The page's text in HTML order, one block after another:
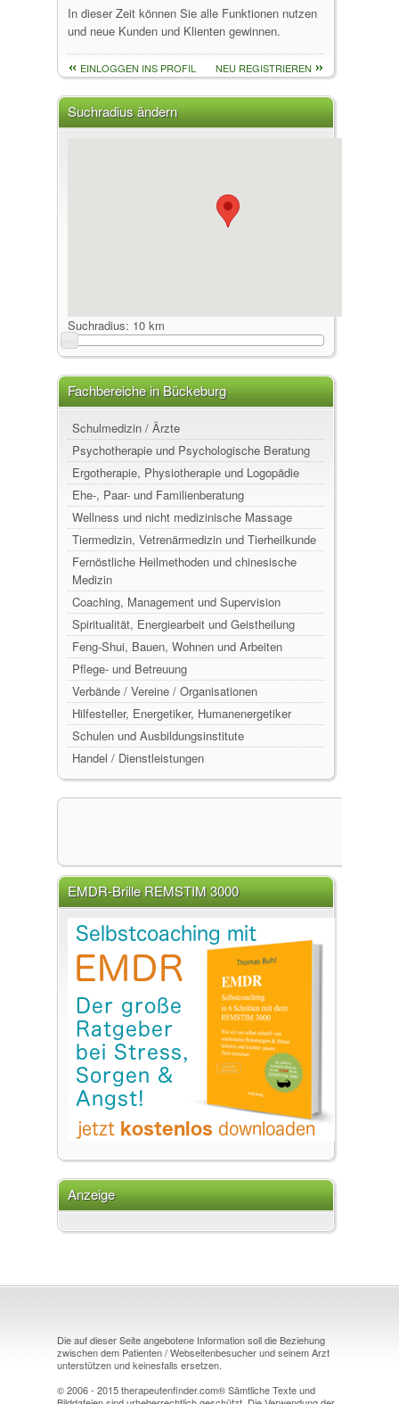
In dieser Zeit können Sie alle Funktionen nutzen
und neue Kunden und Klienten gewinnen.
EINLOGGEN INS PROFIL NEU REGISTRIEREN
Suchradius ändern
Suchradius: 10 km
Fachbereiche in Bückeburg
Schulmedizin / Ärzte
Psychotherapie und Psychologische Beratung
Ergotherapie, Physiotherapie und Logopädie
Ehe-, Paar- und Familienberatung
Wellness und nicht medizinische Massage
Tiermedizin, Vetrenärmedizin und Tierheilkunde
Fernöstliche Heilmethoden und chinesische
Medizin
Coaching, Management und Supervision
Spiritualität, Energiearbeit und Geistheilung
Feng-Shui, Bauen, Wohnen und Arbeiten
Pflege- und Betreuung
Verbände / Vereine / Organisationen
Hilfesteller, Energetiker, Humanenergetiker
Schulen und Ausbildungsinstitute
Handel / Dienstleistungen
EMDR-Brille REMSTIM 3000
Anzeige
Die auf dieser Seite angebotene Information soll die Beziehung
zwischen dem Patienten / Webseitenbesucher und seinem Arzt
unterstützen und keinesfalls ersetzen.
© 2006 - 2015 therapeutenfinder.com® Sämtliche Texte und